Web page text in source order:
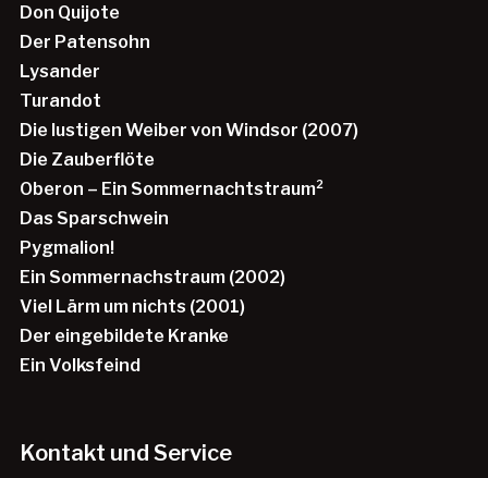
Don Quijote
Der Patensohn
Lysander
Turandot
Die lustigen Weiber von Windsor (2007)
Die Zauberflöte
Oberon – Ein Sommernachtstraum²
Das Sparschwein
Pygmalion!
Ein Sommernachstraum (2002)
Viel Lärm um nichts (2001)
Der eingebildete Kranke
Ein Volksfeind
Kontakt und Service